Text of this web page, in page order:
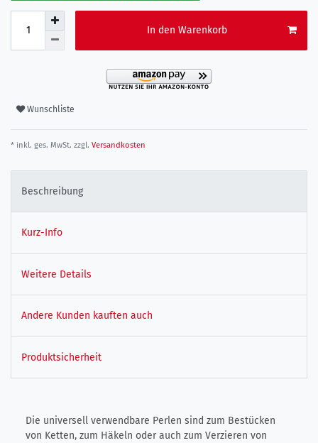
In den Warenkorb
Wunschliste
* inkl. ges. MwSt. zzgl. Versandkosten
Beschreibung
Kurz-Info
Weitere Details
Andere Kunden kauften auch
Produktsicherheit
Die universell verwendbare Perlen sind zum Bestücken
von Ketten, zum Häkeln oder auch zum Verzieren von